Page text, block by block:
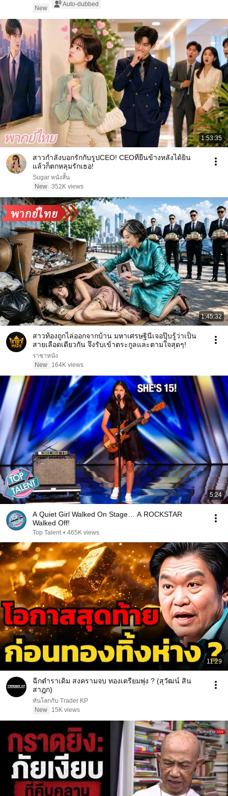
New
Auto-dubbed
1:53:35
สาวกำลังบอกรักกับรูปCEO! CEOที่ยืนข้างหลังได้ยิน
แล้วก็ตกหลุมรักเธอ!
Sugar หนังสั้น
New 352K views
1:45:32
สาวท้องถูกไล่ออกจากบ้าน มหาเศรษฐินีเจอปุ๊บรู้ว่าเป็น
สายเลือดเดียวกัน จึงรับเข้าตระกูลและตามใจสุดๆ!
ราชาหนัง
New
164K views
5:24
A Quiet Girl Walked On Stage… A ROCKSTAR
Walked Off!
Top Talent • 465K views
11:29
ฉีกตำราเดิม สงครามจบ ทองเตรียมพุ่ง ? (สุวัฒน์ สิน
สาฎก)
ทันโลกกับ Trader KP
New
15K views